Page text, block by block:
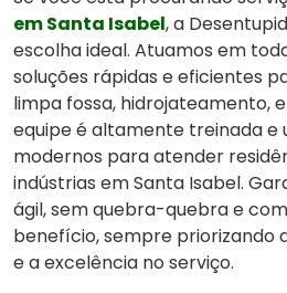
em Santa Isabel, a
escolha ideal. Atuamos em
soluções rápidas e eficientes
limpa fossa, hidrojateamento,
equipe é altamente treinada e
modernos para atender
indústrias em Santa Isabel.
ágil, sem quebra-quebra e
benefício, sempre priorizando
e a excelência no serviço.